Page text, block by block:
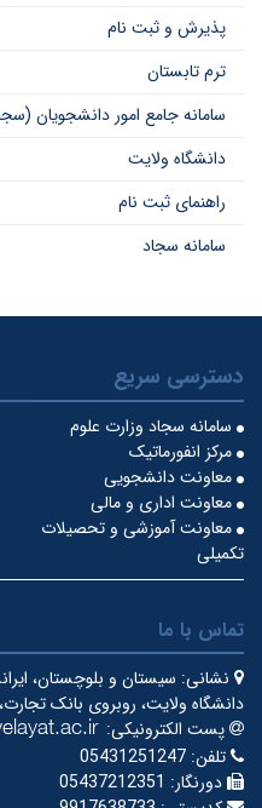
پذیرش و ثبت نام
ترم تابستان
سامانه جامع امور دانشجویان
دانشگاه ولایت
راهنمای ثبت نام
سامانه سجاد
دسترسی سریع
سامانه سجاد وزارت علوم
مرکز انفورماتیک
معاونت دانشجویی
معاونت اداری و مالی
معاونت آموزشی و تحصیلات
تکمیلی
تماس با ما
نشانی:
دانشگاه ولایت، روبروی بانک
پست الکترونیکی:
تلفن: 05431251247
دورنگار: 05437212351